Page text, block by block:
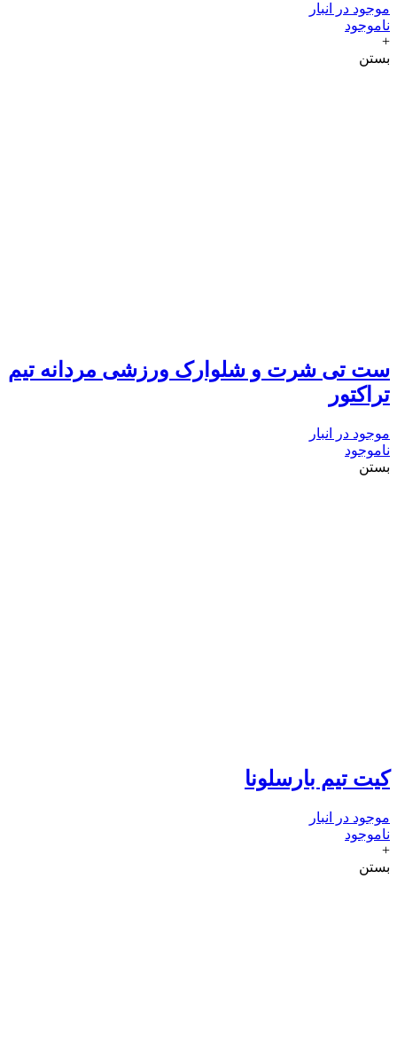
موجود در انبار
ناموجود
+
بستن
ست تی شرت و شلوارک ورزشی مردانه تیم
تراکتور
موجود در انبار
ناموجود
بستن
کیت تیم بارسلونا
موجود در انبار
ناموجود
+
بستن